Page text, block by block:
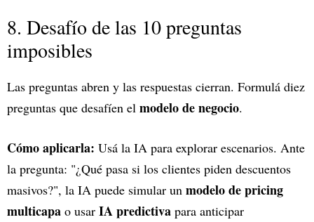
8. Desafío de las 10 preguntas
imposibles
Las preguntas abren y las respuestas cierran. Formulá diez
preguntas que desafíen el modelo de negocio.
Cómo aplicarla: Usá la IA para explorar escenarios. Ante
la pregunta: "¿Qué pasa si los clientes piden descuentos
masivos?", la IA puede simular un modelo de pricing
multicapa o usar IA predictiva para anticipar